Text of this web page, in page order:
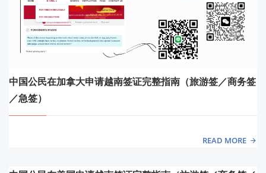
中国公民在加拿大申请越南签证完整指南（旅游签／商务签
／急签）
READ MORE